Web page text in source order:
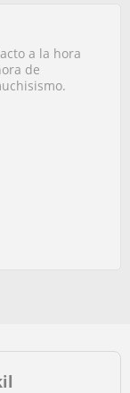
a la hora
de